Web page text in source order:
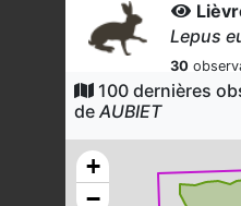
Lepus
30
Dernière
18
Dernière
100 dernières
deAUBIET
+
−